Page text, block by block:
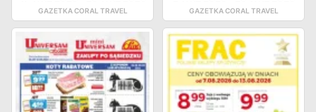
GAZETKA CORAL TRAVEL GAZETKA CORAL TRAVEL